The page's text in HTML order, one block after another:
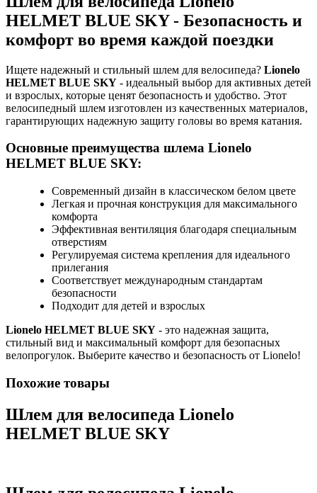
HELMET BLUE SKY - Безопасность и
комфорт во время каждой поездки
Ищете надежный и стильный шлем для велосипеда? Lionelo
HELMET BLUE SKY - идеальный выбор для активных детей
и взрослых, которые ценят безопасность и удобство. Этот
велосипедный шлем изготовлен из качественных материалов,
гарантирующих надежную защиту головы во время катания.
Основные преимущества шлема Lionelo
HELMET BLUE SKY:
Современный дизайн в классическом белом цвете
Легкая и прочная конструкция для максимального
комфорта
Эффективная вентиляция благодаря специальным
отверстиям
Регулируемая система крепления для идеального
прилегания
Соответствует международным стандартам
безопасности
Подходит для детей и взрослых
Lionelo HELMET BLUE SKY - это надежная защита,
стильный вид и максимальный комфорт для безопасных
велопрогулок. Выберите качество и безопасность от Lionelo!
Похожие товары
Шлем для велосипеда Lionelo
HELMET BLUE SKY